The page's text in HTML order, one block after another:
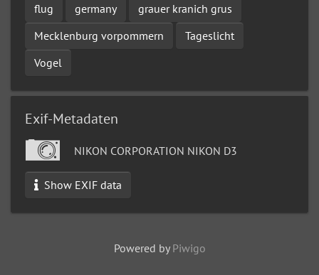
flug
germany
grauer kranich grus
Mecklenburg vorpommern
Tageslicht
Vogel
Exif-Metadaten
NIKON CORPORATION NIKON D3
Show EXIF data
Powered by Piwigo